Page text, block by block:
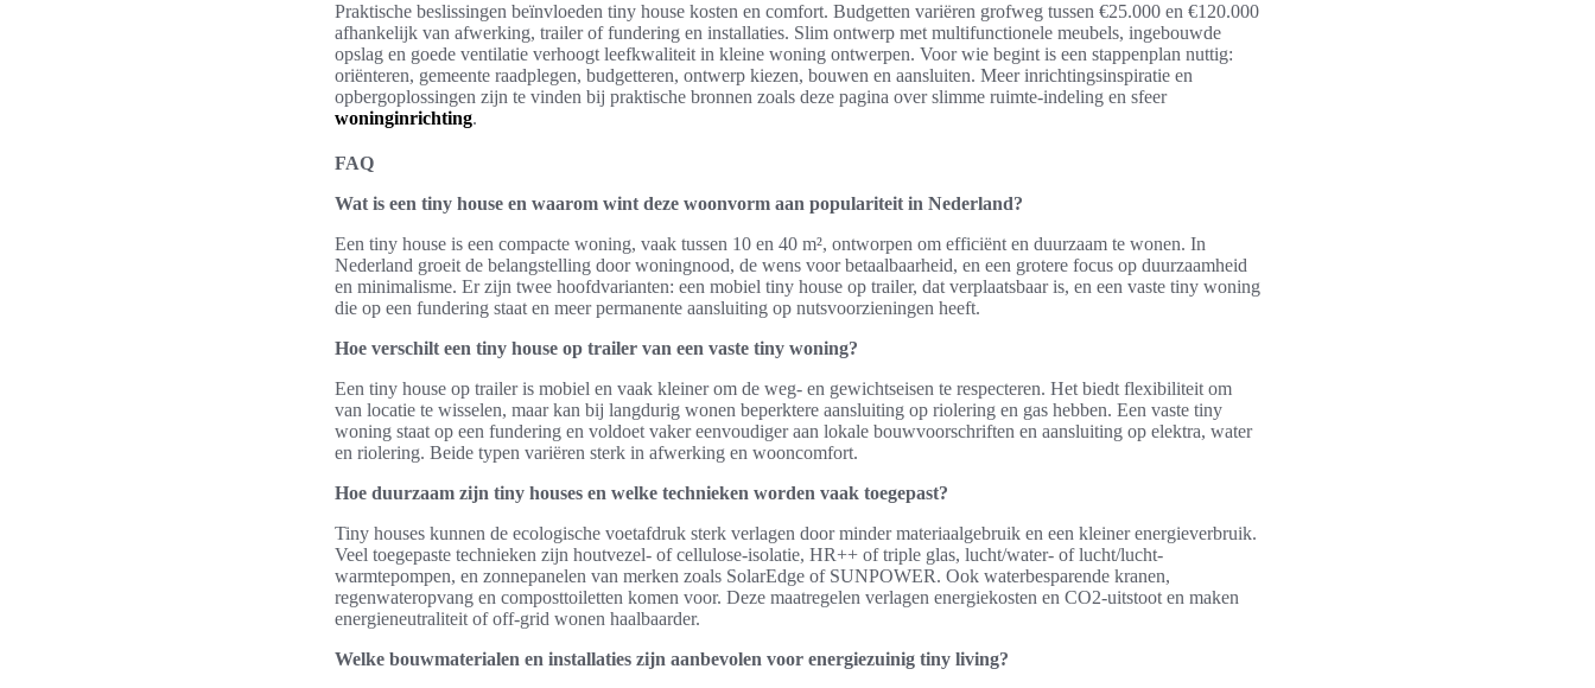
Praktische beslissingen beïnvloeden tiny house kosten en comfort. Budgetten variëren grofweg tussen €25.000 en €120.000
afhankelijk van afwerking, trailer of fundering en installaties. Slim ontwerp met multifunctionele meubels, ingebouwde
opslag en goede ventilatie verhoogt leefkwaliteit in kleine woning ontwerpen. Voor wie begint is een stappenplan nuttig:
oriënteren, gemeente raadplegen, budgetteren, ontwerp kiezen, bouwen en aansluiten. Meer inrichtingsinspiratie en
opbergoplossingen zijn te vinden bij praktische bronnen zoals deze pagina over slimme ruimte-indeling en sfeer
woninginrichting.
FAQ
Wat is een tiny house en waarom wint deze woonvorm aan populariteit in Nederland?
Een tiny house is een compacte woning, vaak tussen 10 en 40 m², ontworpen om efficiënt en duurzaam te wonen. In
Nederland groeit de belangstelling door woningnood, de wens voor betaalbaarheid, en een grotere focus op duurzaamheid
en minimalisme. Er zijn twee hoofdvarianten: een mobiel tiny house op trailer, dat verplaatsbaar is, en een vaste tiny woning
die op een fundering staat en meer permanente aansluiting op nutsvoorzieningen heeft.
Hoe verschilt een tiny house op trailer van een vaste tiny woning?
Een tiny house op trailer is mobiel en vaak kleiner om de weg- en gewichtseisen te respecteren. Het biedt flexibiliteit om
van locatie te wisselen, maar kan bij langdurig wonen beperktere aansluiting op riolering en gas hebben. Een vaste tiny
woning staat op een fundering en voldoet vaker eenvoudiger aan lokale bouwvoorschriften en aansluiting op elektra, water
en riolering. Beide typen variëren sterk in afwerking en wooncomfort.
Hoe duurzaam zijn tiny houses en welke technieken worden vaak toegepast?
Tiny houses kunnen de ecologische voetafdruk sterk verlagen door minder materiaalgebruik en een kleiner energieverbruik.
Veel toegepaste technieken zijn houtvezel- of cellulose-isolatie, HR++ of triple glas, lucht/water- of lucht/lucht-
warmtepompen, en zonnepanelen van merken zoals SolarEdge of SUNPOWER. Ook waterbesparende kranen,
regenwateropvang en composttoiletten komen voor. Deze maatregelen verlagen energiekosten en CO2-uitstoot en maken
energieneutraliteit of off-grid wonen haalbaarder.
Welke bouwmaterialen en installaties zijn aanbevolen voor energiezuinig tiny living?